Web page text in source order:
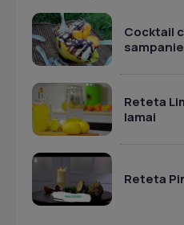
Cocktail
sampanie
Reteta
lamai
Reteta